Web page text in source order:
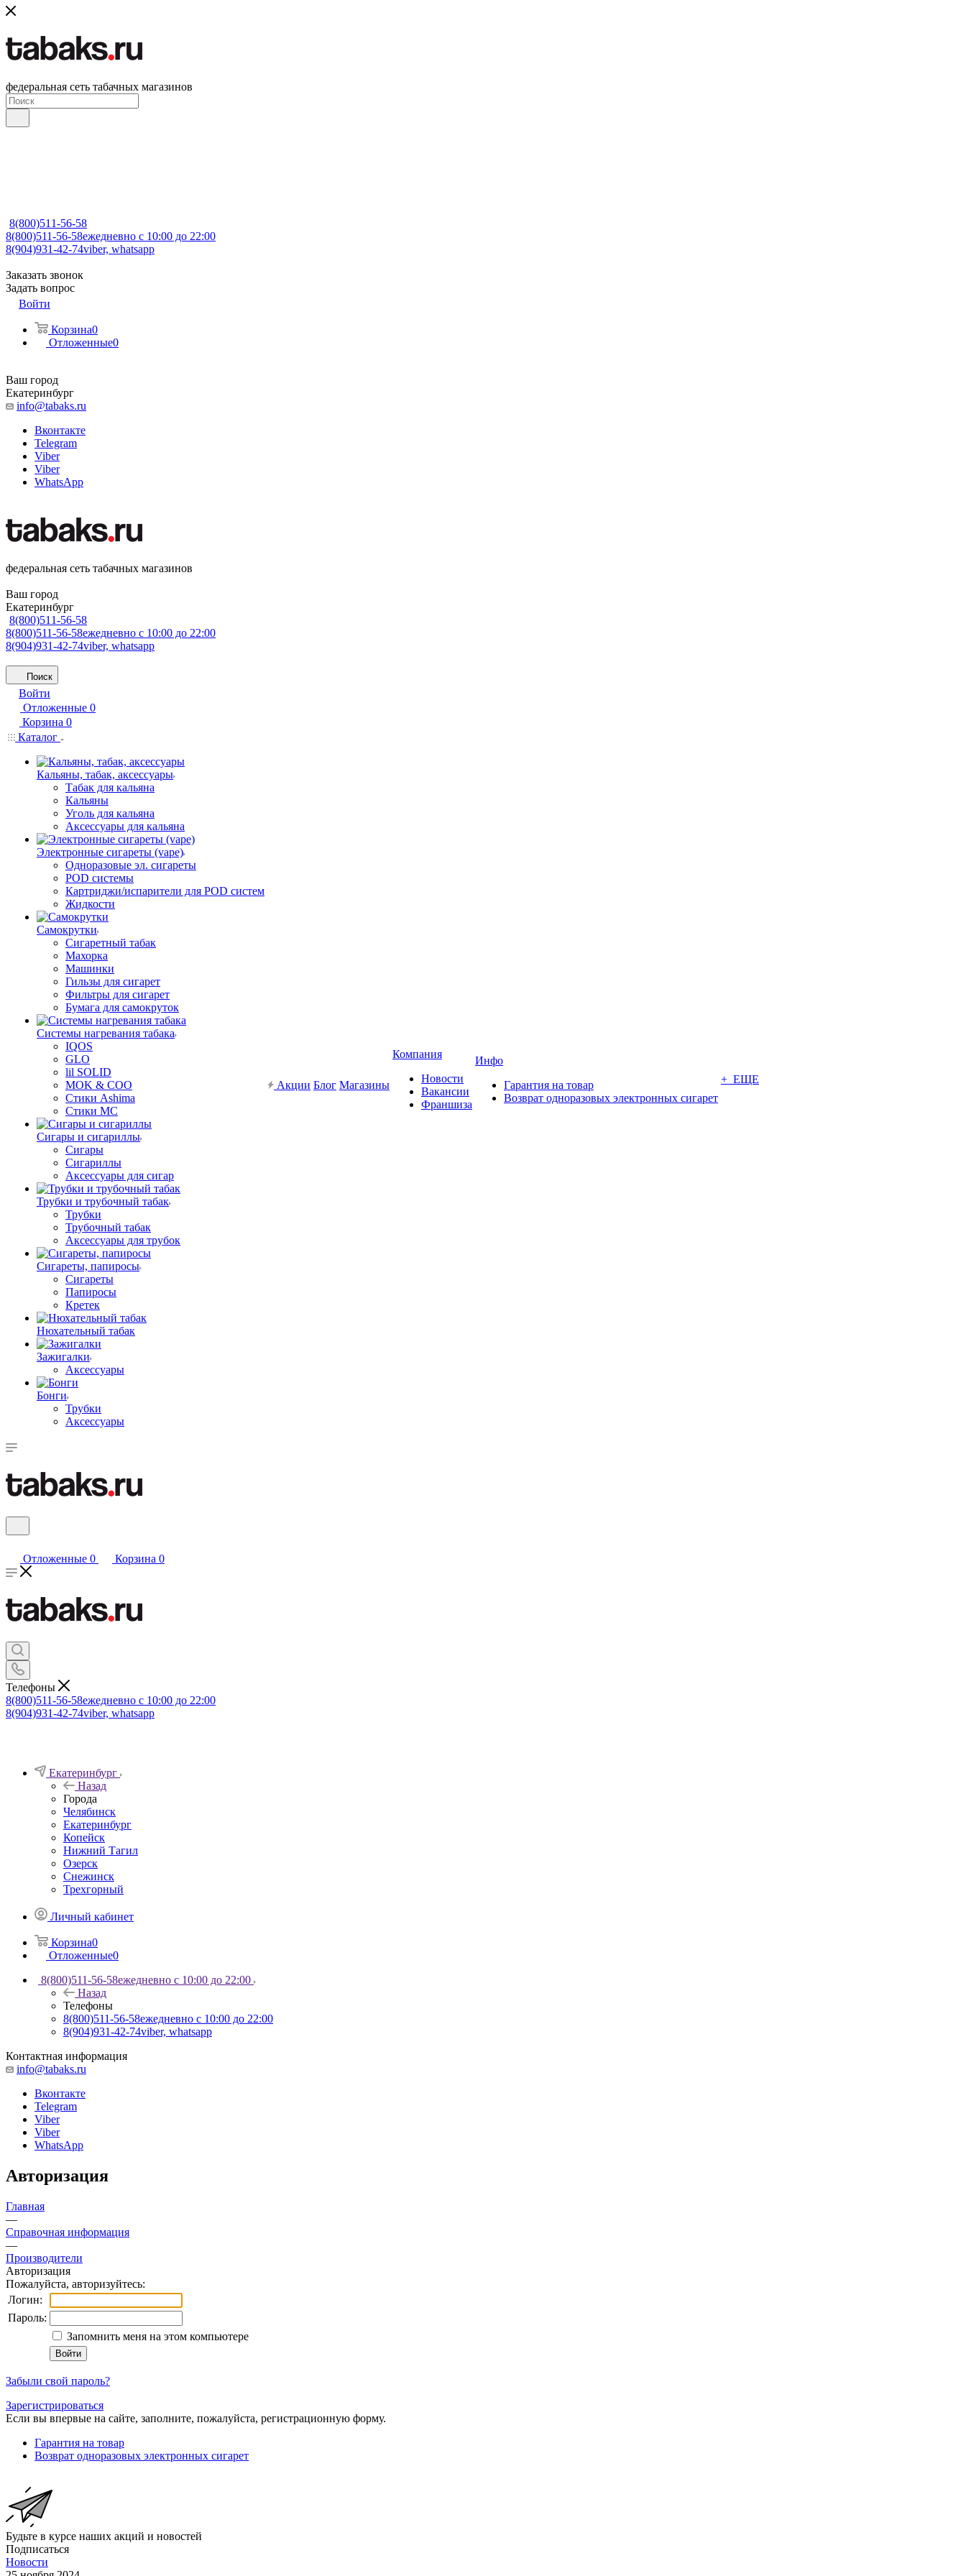
федеральная сеть табачных магазинов
8(800)511-56-58
8(800)511-56-58ежедневно с 10:00 до 22:00
8(904)931-42-74viber, whatsapp
Заказать звонок
Задать вопрос
Войти
Корзина0
Отложенные0
Ваш город
Екатеринбург
info@tabaks.ru
Вконтакте
Telegram
Viber
Viber
WhatsApp
федеральная сеть табачных магазинов
Ваш город
Екатеринбург
8(800)511-56-58
8(800)511-56-58ежедневно с 10:00 до 22:00
8(904)931-42-74viber, whatsapp
Поиск
Войти
Отложенные 0
Корзина 0
Каталог
Кальяны, табак, аксессуары
Табак для кальяна
Кальяны
Уголь для кальяна
Аксессуары для кальяна
Электронные сигареты (vape)
Одноразовые эл. сигареты
POD системы
Картриджи/испарители для POD систем
Жидкости
Самокрутки
Сигаретный табак
Махорка
Машинки
Гильзы для сигарет
Фильтры для сигарет
Бумага для самокруток
Системы нагревания табака
IQOS
GLO
lil SOLID
MOK & COO
Стики Ashima
Стики MC
Сигары и сигариллы
Сигары
Сигариллы
Аксессуары для сигар
Трубки и трубочный табак
Трубки
Трубочный табак
Аксессуары для трубок
Сигареты, папиросы
Сигареты
Папиросы
Кретек
Нюхательный табак
Зажигалки
Аксессуары
Бонги
Трубки
Аксессуары
Акции Блог Магазины
Компания
Новости
Вакансии
Франшиза
Инфо
Гарантия на товар
Возврат одноразовых электронных сигарет
+ ЕЩЕ
Отложенные 0 Корзина 0
Телефоны
8(800)511-56-58ежедневно с 10:00 до 22:00
8(904)931-42-74viber, whatsapp
Екатеринбург
Назад
Города
Челябинск
Екатеринбург
Копейск
Нижний Тагил
Озерск
Снежинск
Трехгорный
Личный кабинет
Корзина0
Отложенные0
8(800)511-56-58ежедневно с 10:00 до 22:00
Назад
Телефоны
8(800)511-56-58ежедневно с 10:00 до 22:00
8(904)931-42-74viber, whatsapp
Контактная информация
info@tabaks.ru
Вконтакте
Telegram
Viber
Viber
WhatsApp
Авторизация
Главная
—
Справочная информация
—
Производители
Авторизация
Пожалуйста, авторизуйтесь:
Логин:
Пароль:
Запомнить меня на этом компьютере
Забыли свой пароль?
Зарегистрироваться
Если вы впервые на сайте, заполните, пожалуйста, регистрационную форму.
Гарантия на товар
Возврат одноразовых электронных сигарет
Будьте в курсе наших акций и новостей
Подписаться
Новости